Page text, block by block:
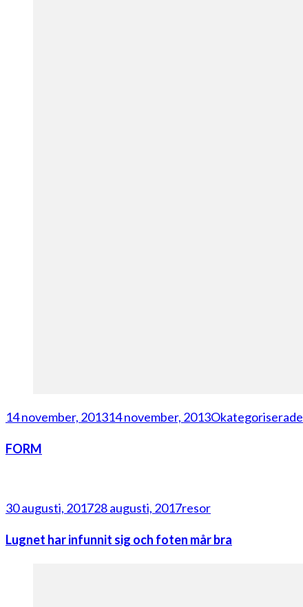
14 november, 201314 november, 2013Okategoriserade
FORM
30 augusti, 201728 augusti, 2017resor
Lugnet har infunnit sig och foten mår bra